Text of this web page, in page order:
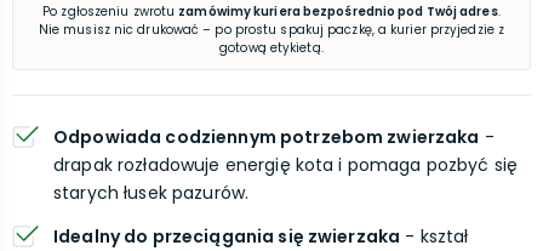
Po zgłoszeniu zwrotu zamówimy kuriera bezpośrednio pod Twój adres.
Nie musisz nic drukować – po prostu spakuj paczkę, a kurier przyjedzie z
gotową etykietą.
Odpowiada codziennym potrzebom zwierzaka -
drapak rozładowuje energię kota i pomaga pozbyć się
starych łusek pazurów.
Idealny do przeciągania się zwierzaka - kształ